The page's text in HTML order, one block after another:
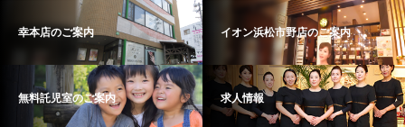
幸本店のご案内 イオン浜松市野店のご案内
無料託児室のご案内 求人情報